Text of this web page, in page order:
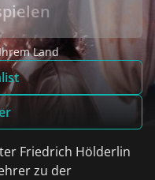
Land
Friedrich Hölderlin
zu der